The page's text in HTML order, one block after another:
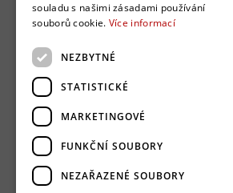
Uživatelské podmínky
Ochrana osobních údajú
souladu s našimi zásadami používání
souborů cookie. Více informací
NEZBYTNÉ
STATISTICKÉ
MARKETINGOVÉ
FUNKČNÍ SOUBORY
NEZAŘAZENÉ SOUBORY